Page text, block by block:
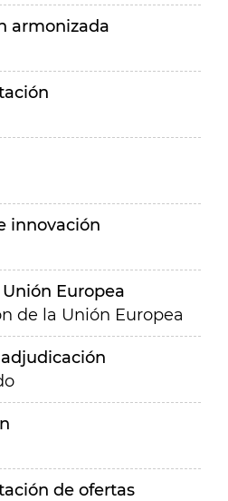
armonizada
innovación
Europea
de la Unión Europea
de ofertas